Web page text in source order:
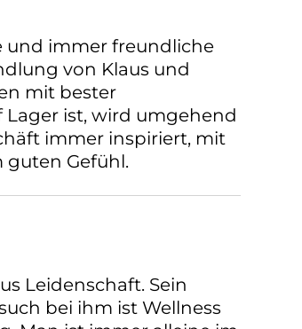
und immer freundliche
von Klaus und
mit bester
Lager ist, wird umgehend
immer inspiriert, mit
Gefühl.
Leidenschaft. Sein
bei ihm ist Wellness